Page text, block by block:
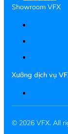
Showroom VFX
Xưởng dịch vụ
© 2026 VFX. All